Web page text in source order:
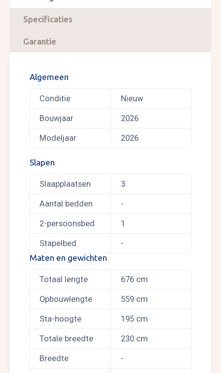
Specificaties
Garantie
Algemeen
Conditie Nieuw
Bouwjaar 2026
Modeljaar 2026
Slapen
Slaapplaatsen 3
Aantal bedden -
2-persoonsbed 1
Stapelbed
-
Maten en gewichten
Totaal lengte 676 cm
Opbouwlengte 559 cm
Sta-hoogte 195 cm
Totale breedte 230 cm
Breedte -